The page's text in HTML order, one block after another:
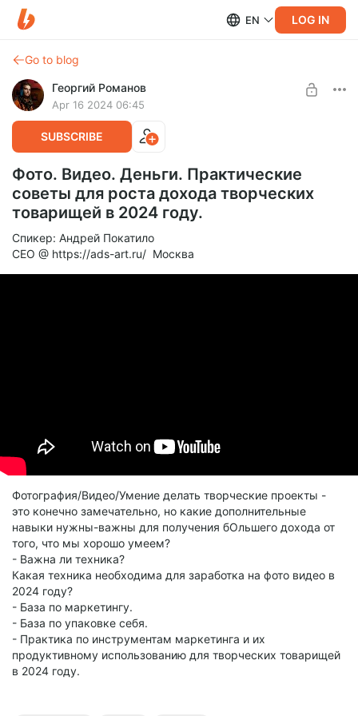
EN LOG IN
Go to blog
Георгий Романов
Apr 16 2024 06:45
SUBSCRIBE
Фото. Видео. Деньги. Практические
советы для роста дохода творческих
товарищей в 2024 году.
Спикер: Андрей Покатило
CEO @ https://ads-art.ru/ Москва
Фотография/Видео/Умение делать творческие проекты -
это конечно замечательно, но какие дополнительные
навыки нужны-важны для получения бОльшего дохода от
того, что мы хорошо умеем?
- Важна ли техника?
Какая техника необходима для заработка на фото видео в
2024 году?
- База по маркетингу.
- База по упаковке себя.
- Практика по инструментам маркетинга и их
продуктивному использованию для творческих товарищей
в 2024 году.